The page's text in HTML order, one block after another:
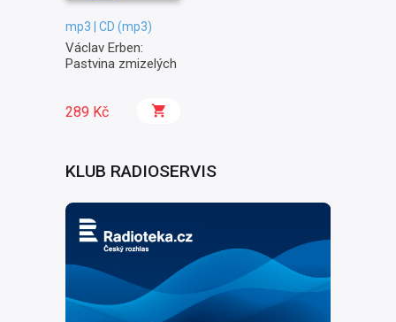
mp3 | CD (mp3)
Václav Erben:
Pastvina zmizelých
289 Kč
KLUB RADIOSERVIS